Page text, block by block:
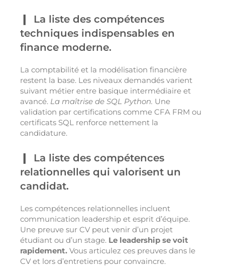
La liste des compétences
techniques indispensables en
finance moderne.
La comptabilité et la modélisation financière
restent la base. Les niveaux demandés varient
suivant métier entre basique intermédiaire et
avancé. La maîtrise de SQL Python. Une
validation par certifications comme CFA FRM ou
certificats SQL renforce nettement la
candidature.
La liste des compétences
relationnelles qui valorisent un
candidat.
Les compétences relationnelles incluent
communication leadership et esprit d’équipe.
Une preuve sur CV peut venir d’un projet
étudiant ou d’un stage. Le leadership se voit
rapidement. Vous articulez ces preuves dans le
CV et lors d’entretiens pour convaincre.